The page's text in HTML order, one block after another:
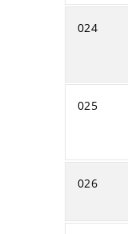
024
025
026